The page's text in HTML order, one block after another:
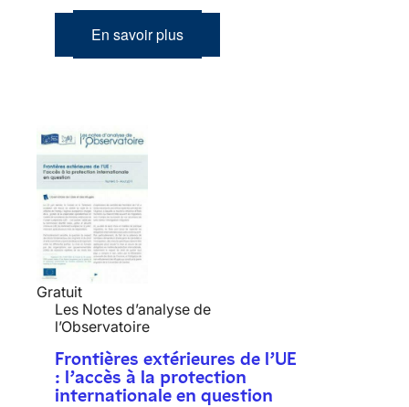
En savoir plus
Gratuit
Les Notes d’analyse de
l’Observatoire
Frontières extérieures de l’UE
: l’accès à la protection
internationale en question